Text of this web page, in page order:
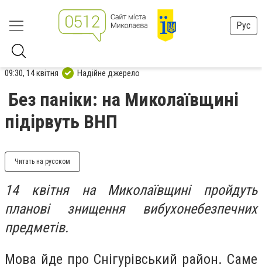
Рус
09:30, 14 квітня Надійне джерело
Без паніки: на Миколаївщині
підірвуть ВНП
Читать на русском
14 квітня на Миколаївщині пройдуть
планові знищення вибухонебезпечних
предметів.
Мова йде про Снігурівський район. Саме